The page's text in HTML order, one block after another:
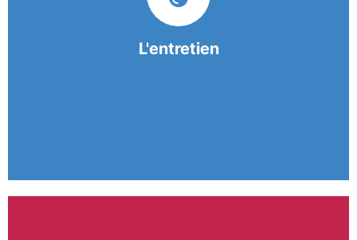
L'entretien